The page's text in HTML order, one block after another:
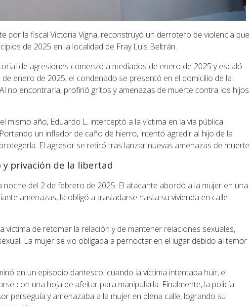
por la fiscal Victoria Vigna, reconstruyó un derrotero de violencia que
de 2025 en la localidad de Fray Luis Beltrán.
de agresiones comenzó a mediados de enero de 2025 y escaló
enero de 2025, el condenado se presentó en el domicilio de la
no encontrarla, profirió gritos y amenazas de muerte contra los hijos
mismo año, Eduardo L. interceptó a la víctima en la vía pública
un inflador de caño de hierro, intentó agredir al hijo de la
El agresor se retiró tras lanzar nuevas amenazas de muerte.
y privación de la libertad
noche del 2 de febrero de 2025. El atacante abordó a la mujer en una
amenazas, la obligó a trasladarse hasta su vivienda en calle
víctima de retomar la relación y de mantener relaciones sexuales,
La mujer se vio obligada a pernoctar en el lugar debido al temor
en un episodio dantesco: cuando la víctima intentaba huir, el
con una hoja de afeitar para manipularla. Finalmente, la policía
perseguía y amenazaba a la mujer en plena calle, logrando su